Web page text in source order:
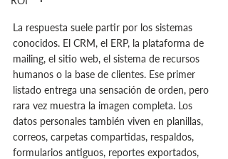
La respuesta suele partir por los sistemas
conocidos. El CRM, el ERP, la plataforma de
mailing, el sitio web, el sistema de recursos
humanos o la base de clientes. Ese primer
listado entrega una sensación de orden, pero
rara vez muestra la imagen completa. Los
datos personales también viven en planillas,
correos, carpetas compartidas, respaldos,
formularios antiguos, reportes exportados,